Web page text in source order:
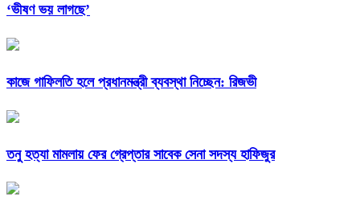
‘ভীষণ ভয় লাগছে’
কাজে গাফিলতি হলে প্রধানমন্ত্রী ব্যবস্থা নিচ্ছেন: রিজভী
তনু হত্যা মামলায় ফের গ্রেপ্তার সাবেক সেনা সদস্য হাফিজুর